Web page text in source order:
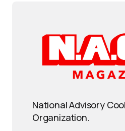
National Advisory
Organization.